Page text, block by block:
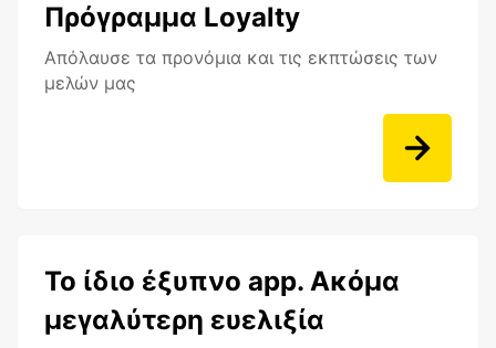
Πρόγραμμα Loyalty
Aπόλαυσε τα προνόμια και τις εκπτώσεις των
μελών μας
Το ίδιο έξυπνο app. Ακόμα
μεγαλύτερη ευελιξία